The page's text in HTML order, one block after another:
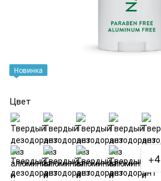
Новинка
Цвет
+4